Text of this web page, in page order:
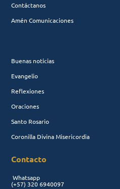
Contáctanos
Amén Comunicaciones
Buenas noticias
Evangelio
Reflexiones
Oraciones
Santo Rosario
Coronilla Divina Misericordia
Contacto
Whatsapp
(+57) 320 6940097